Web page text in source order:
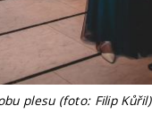
plesu (foto: Filip Kůřil)